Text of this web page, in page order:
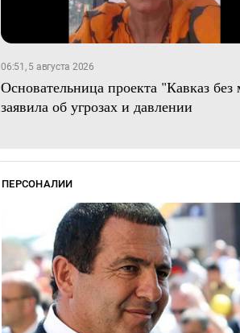
06:51, 5 августа 2026
Основательница проекта "Кавказ без
заявила об угрозах и давлении
ПЕРСОНАЛИИ